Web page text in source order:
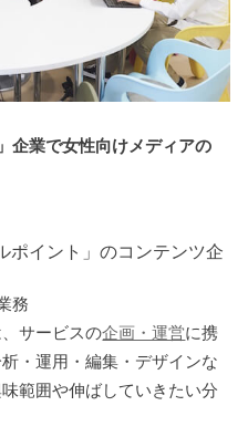
企業で女性向けメディアの
ポイント」のコンテンツ企
務
サービスの企画・運営に携
・運用・編集・デザインな
範囲や伸ばしていきたい分